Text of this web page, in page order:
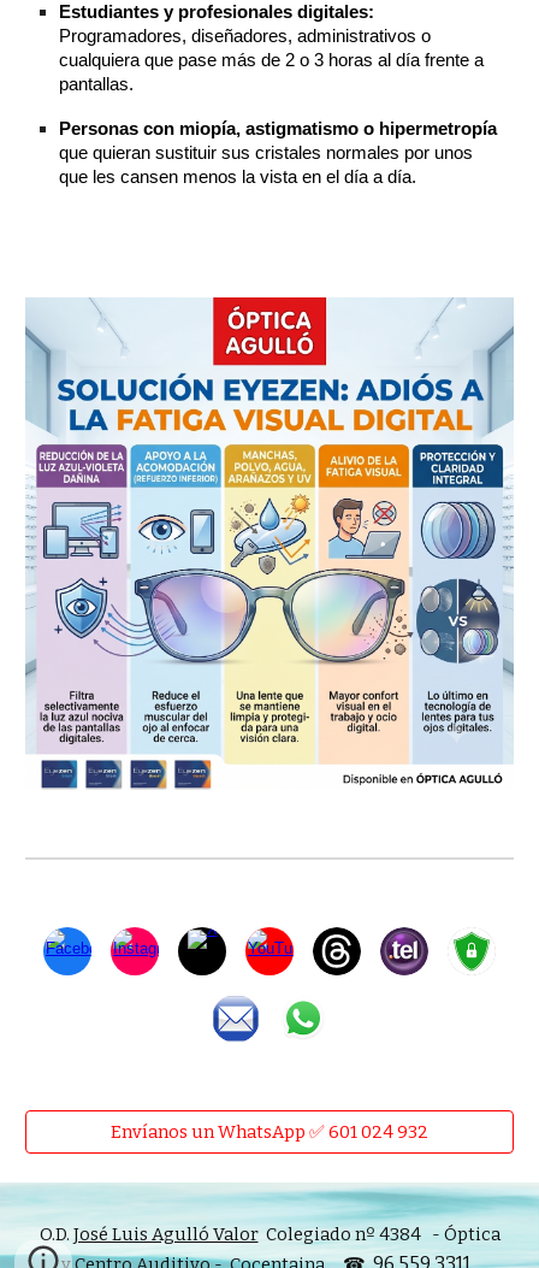
Estudiantes y profesionales digitales:
Programadores, diseñadores, administrativos o
cualquiera que pase más de 2 o 3 horas al día frente a
pantallas.
Personas con miopía, astigmatismo o hipermetropía
que quieran sustituir sus cristales normales por unos
que les cansen menos la vista en el día a día.
Envíanos un WhatsApp ✅ 601 024 932
O.D. José Luis Agulló ValorColegiado nº 4384 - Óptica